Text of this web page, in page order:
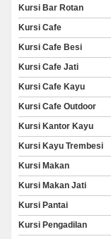
Kursi Bar Rotan
Kursi Cafe
Kursi Cafe Besi
Kursi Cafe Jati
Kursi Cafe Kayu
Kursi Cafe Outdoor
Kursi Kantor Kayu
Kursi Kayu Trembesi
Kursi Makan
Kursi Makan Jati
Kursi Pantai
Kursi Pengadilan